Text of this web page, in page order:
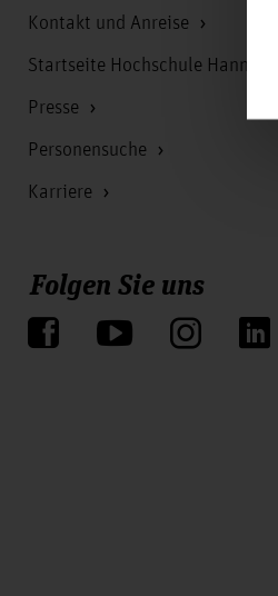
Kontakt und Anreise
Startseite Hochschule Hannover
Presse
Personensuche
Karriere
Folgen Sie uns